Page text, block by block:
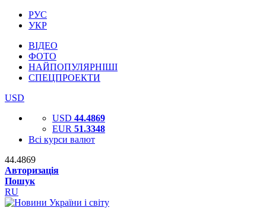
РУС
УКР
ВІДЕО
ФОТО
НАЙПОПУЛЯРНІШІ
СПЕЦПРОЕКТИ
USD
USD 44.4869
EUR 51.3348
Всі курси валют
44.4869
Авторизація
Пошук
RU